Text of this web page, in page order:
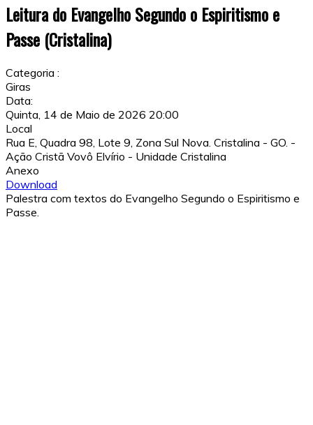
Leitura do Evangelho Segundo o Espiritismo e
Passe (Cristalina)
Categoria :
Giras
Data:
Quinta, 14 de Maio de 2026 20:00
Local
Rua E, Quadra 98, Lote 9, Zona Sul Nova. Cristalina - GO. -
Ação Cristã Vovô Elvírio - Unidade Cristalina
Anexo
Download
Palestra com textos do Evangelho Segundo o Espiritismo e
Passe.